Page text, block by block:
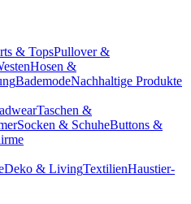
& TopsPullover &
Hosen &
BademodeNachhaltige Produkte
Taschen &
Socken & SchuheButtons &
Deko & LivingTextilienHaustier-